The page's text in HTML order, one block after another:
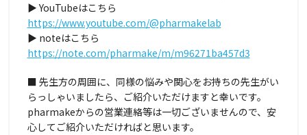
▶ YouTubeはこちら
https://www.youtube.com/@pharmakelab
▶ noteはこちら
https://note.com/pharmake/m/m96271ba457d3
■ 先生方の周囲に、同様の悩みや関心をお持ちの先生がい
らっしゃいましたら、ご紹介いただけますと幸いです。
pharmakeからの営業連絡等は一切ございませんので、安
心してご紹介いただければと思います。